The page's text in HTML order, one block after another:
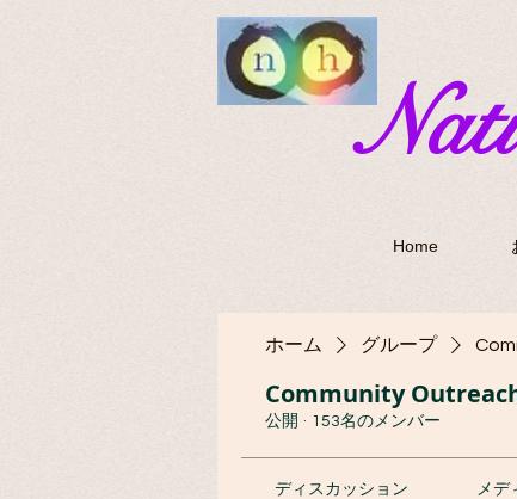
Home
ホーム グループ
Community
公開 · 153名のメンバー
ディスカッション メデ